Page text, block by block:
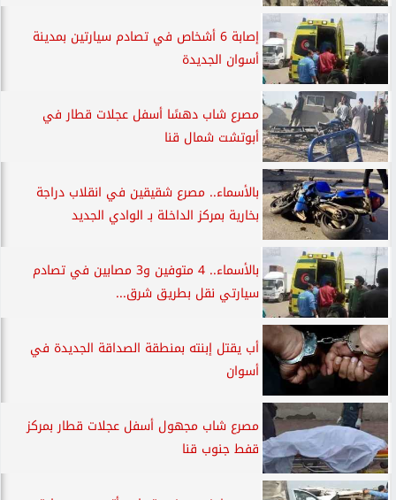
إصابة 6 أشخاص في تصادم سيارتين بمدينة
أسوان الجديدة
مصرع شاب دهسًا أسفل عجلات قطار في
أبوتشت شمال قنا
بالأسماء.. مصرع شقيقين في انقلاب دراجة
بخارية بمركز الداخلة بـ الوادي الجديد
بالأسماء.. 4 متوفين و3 مصابين في تصادم
سيارتي نقل بطريق شرق...
أب يقتل إبنته بمنطقة الصداقة الجديدة في
أسوان
مصرع شاب مجهول أسفل عجلات قطار بمركز
قفط جنوب قنا